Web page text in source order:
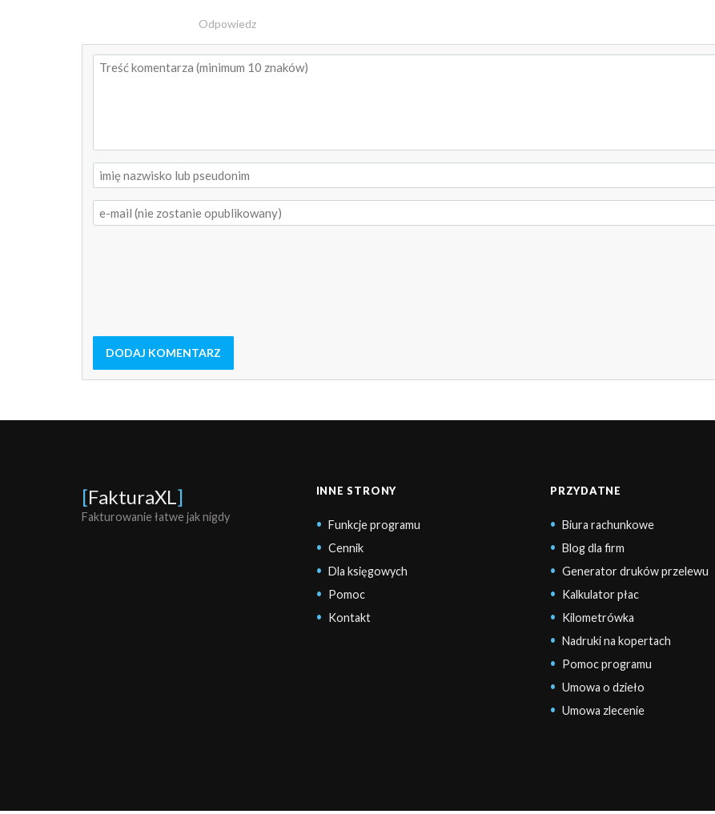
Odpowiedz
DODAJ KOMENTARZ
[FakturaXL]
Fakturowanie łatwe jak nigdy
INNE STRONY
Funkcje programu
Cennik
Dla księgowych
Pomoc
Kontakt
PRZYDATNE
Biura rachunkowe
Blog dla firm
Generator druków przelewu
Kalkulator płac
Kilometrówka
Nadruki na kopertach
Pomoc programu
Umowa o dzieło
Umowa zlecenie